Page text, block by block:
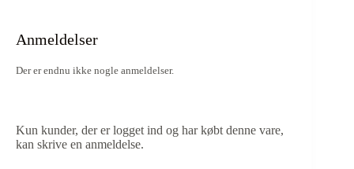
Anmeldelser
Der er endnu ikke nogle anmeldelser.
Kun kunder, der er logget ind og har købt denne vare,
kan skrive en anmeldelse.